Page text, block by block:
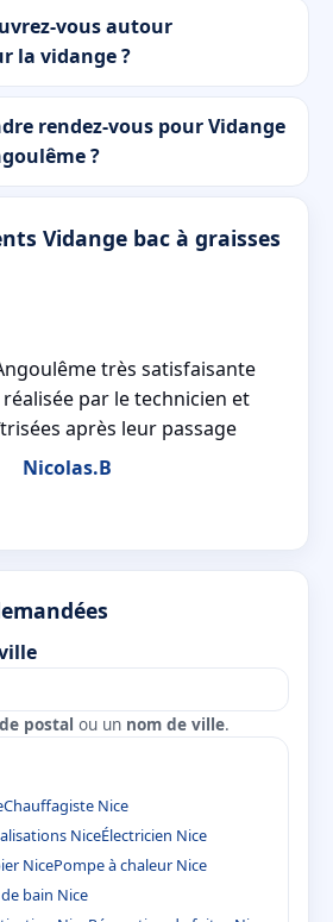
vous autour
la vidange ?
rendez-vous pour Vidange
?
Vidange bac à graisses
très satisfaisante
par le technicien et
après leur passage
Nicolas.B
postal ou un nom de ville.
Chauffagiste Nice
NiceÉlectricien Nice
NicePompe à chaleur Nice
bain Nice